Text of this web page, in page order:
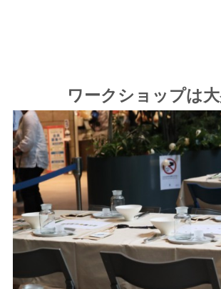
ワークショップは